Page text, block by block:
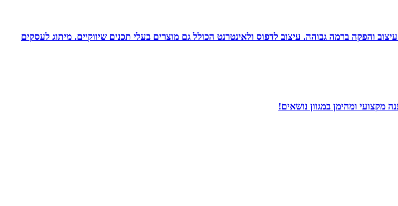
פועל משנת 2004 ומציע מגוון שירותי עיצוב והפקה ברמה גבוהה. עיצוב לדפוס ולאינטרנט הכולל גם מוצרים בעלי תכנים שיווקיים. מיתוג לעסקים
מקצועי ומהימן במגוון נושאים!